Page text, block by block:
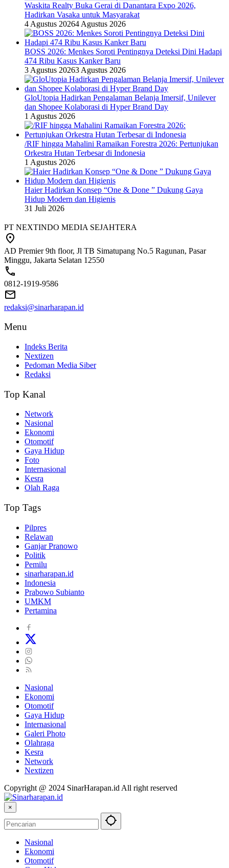
Waskita Realty Buka Gerai di Danantara Expo 2026,
Hadirkan Vasaka untuk Masyarakat
4 Agustus 20264 Agustus 2026
BOSS 2026: Menkes Soroti Pentingnya Deteksi Dini Hadapi
474 Ribu Kasus Kanker Baru
3 Agustus 20263 Agustus 2026
GloUtopia Hadirkan Pengalaman Belanja Imersif, Unilever
dan Shopee Kolaborasi di Hyper Brand Day
1 Agustus 2026
/RIF hingga Mahalini Ramaikan Forestra 2026: Pertunjukan
Orkestra Hutan Terbesar di Indonesia
1 Agustus 2026
Haier Hadirkan Konsep “One & Done ” Dukung Gaya
Hidup Modern dan Higienis
31 Juli 2026
PT NEXTINDO MEDIA SEJAHTERA
AD Premier 9th floor, Jl TB Simatupang No.5 Ragunan, Pasar
Minggu, Jakarta Selatan 12550
0812-1919-9586
redaksi@sinarharapan.id
Menu
Indeks Berita
Nextizen
Pedoman Media Siber
Redaksi
Top Kanal
Network
Nasional
Ekonomi
Otomotif
Gaya Hidup
Foto
Internasional
Kesra
Olah Raga
Top Tags
Pilpres
Relawan
Ganjar Pranowo
Politik
Pemilu
sinarharapan.id
Indonesia
Prabowo Subianto
UMKM
Pertamina
Nasional
Ekonomi
Otomotif
Gaya Hidup
Internasional
Galeri Photo
Olahraga
Kesra
Network
Nextizen
Copyright @ 2024 SinarHarapan.id All right reserved
×
Nasional
Ekonomi
Otomotif